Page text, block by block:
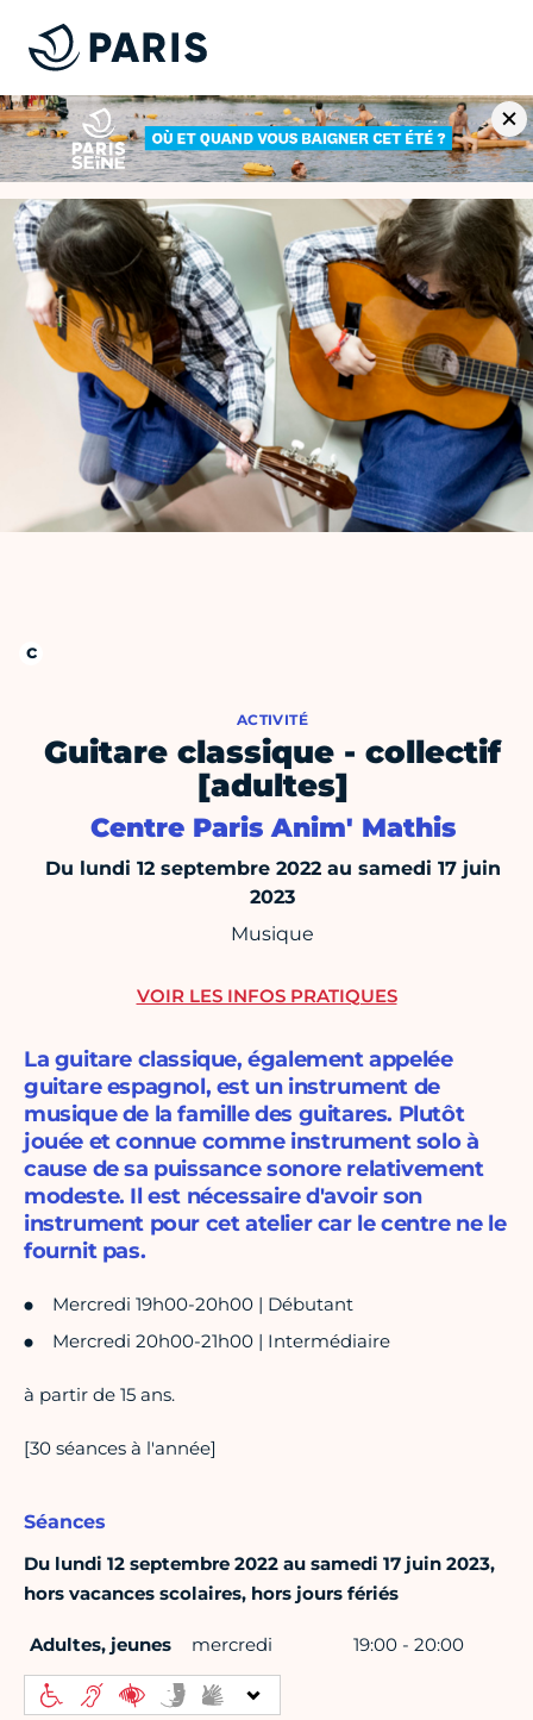
ACTIVITÉ
Guitare classique - collectif
[adultes]
Centre Paris Anim' Mathis
Du lundi 12 septembre 2022 au samedi 17 juin
2023
Musique
La guitare classique, également appelée
guitare espagnol, est un instrument de
musique de la famille des guitares. Plutôt
jouée et connue comme instrument solo à
cause de sa puissance sonore relativement
modeste. Il est nécessaire d'avoir son
instrument pour cet atelier car le centre ne le
fournit pas.
Mercredi 19h00-20h00 | Débutant
Mercredi 20h00-21h00 | Intermédiaire
à partir de 15 ans.
[30 séances à l'année]
Séances
Du lundi 12 septembre 2022 au samedi 17 juin 2023,
hors vacances scolaires, hors jours fériés
Adultes, jeunes mercredi 19:00 - 20:00
VOIR LES INFOS PRATIQUES